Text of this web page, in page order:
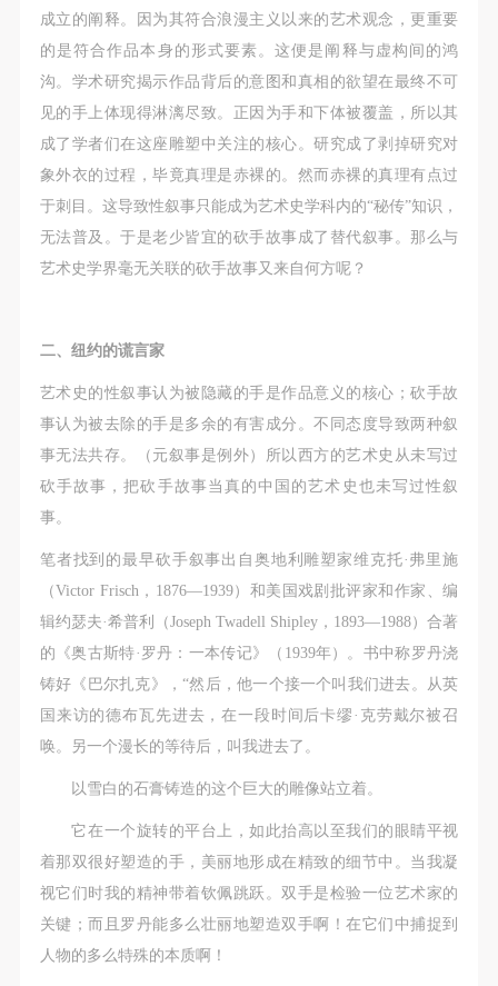
成立的阐释。因为其符合浪漫主义以来的艺术观念，更重要
的是符合作品本身的形式要素。这便是阐释与虚构间的鸿
沟。学术研究揭示作品背后的意图和真相的欲望在最终不可
见的手上体现得淋漓尽致。正因为手和下体被覆盖，所以其
成了学者们在这座雕塑中关注的核心。研究成了剥掉研究对
象外衣的过程，毕竟真理是赤裸的。然而赤裸的真理有点过
于刺目。这导致性叙事只能成为艺术史学科内的“秘传”知识，
无法普及。于是老少皆宜的砍手故事成了替代叙事。那么与
艺术史学界毫无关联的砍手故事又来自何方呢？
二、纽约的谎言家
艺术史的性叙事认为被隐藏的手是作品意义的核心；砍手故
事认为被去除的手是多余的有害成分。不同态度导致两种叙
事无法共存。（元叙事是例外）所以西方的艺术史从未写过
砍手故事，把砍手故事当真的中国的艺术史也未写过性叙
事。
笔者找到的最早砍手叙事出自奥地利雕塑家维克托·弗里施
（Victor Frisch，1876—1939）和美国戏剧批评家和作家、编
辑约瑟夫·希普利（Joseph Twadell Shipley，1893—1988）合著
的《奥古斯特·罗丹：一本传记》（1939年）。书中称罗丹浇
铸好《巴尔扎克》， “然后，他一个接一个叫我们进去。从英
国来访的德布瓦先进去，在一段时间后卡缪·克劳戴尔被召
唤。另一个漫长的等待后，叫我进去了。
以雪白的石膏铸造的这个巨大的雕像站立着。
它在一个旋转的平台上，如此抬高以至我们的眼睛平视
着那双很好塑造的手，美丽地形成在精致的细节中。当我凝
视它们时我的精神带着钦佩跳跃。双手是检验一位艺术家的
关键；而且罗丹能多么壮丽地塑造双手啊！在它们中捕捉到
人物的多么特殊的本质啊！